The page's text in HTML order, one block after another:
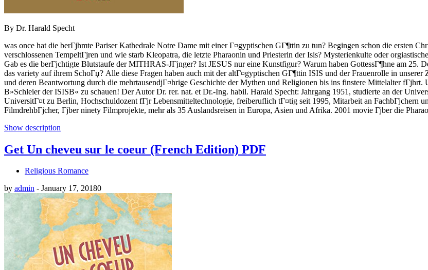
By Dr. Harald Specht
was once hat die berГјhmte Pariser Kathedrale Notre Dame mit einer Г¤gyptischen GГ¶ttin zu tun? Begingen schon die ersten
verschlossenen TempeltГјren und wie starb Kleopatra, die letzte Pharaonin und Priesterin der Isis? Mysterienkulte oder
Gab es die berГјchtigte Blutstaufe der MITHRAS-JГјnger? Ist JESUS nur eine Kunstfigur? Warum haben GottessГ¶hne am
das variety auf ihrem SchoГџ? Alle diese Fragen haben auch mit der altГ¤gyptischen GГ¶ttin ISIS und der Frauenrolle in
und deren Beantwortung durch die mehrtausendjГ¤hrige Geschichte der Mythen und Religionen bis ins finstere Mittelalter
В»Schleier der ISISВ« zu schauen! Der Autor Dr. rer. nat. et Dr.-Ing. habil. Harald Specht: Jahrgang 1951, studierte an der
UniversitГ¤t zu Berlin, Hochschuldozent fГјr Lebensmitteltechnologie, freiberuflich tГ¤tig seit 1995, Mitarbeit an FachbГјchern
FilmdrehbГјcher, Гјber ninety Filmprojekte, mehr als 35 Auslandsreisen in Europa, Asien und Afrika. 2001 movie Гјber die
Show description
Get Un cheveu sur le coeur (French Edition) PDF
Religious Romance
by admin - January 17, 20180